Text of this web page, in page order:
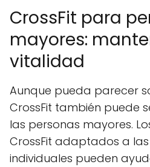
CrossFit para
mayores:
vitalidad
Aunque pueda parecer
CrossFit también puede
las personas mayores.
CrossFit adaptados a
individuales pueden